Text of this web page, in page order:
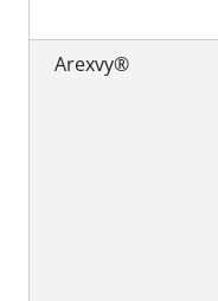
Arexvy®